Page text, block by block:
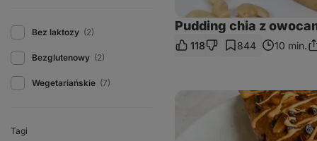
Bez laktozy (2)
Bezglutenowy (2)
Wegetariańskie (7)
Tagi
Pudding chia z
118 844 10 min.